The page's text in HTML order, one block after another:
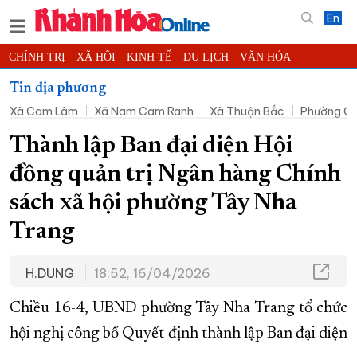
En
CHÍNH TRỊ XÃ HỘI KINH TẾ DU LỊCH VĂN HÓA
THỂ THAO ĐỜI SỐNG
KHOA HỌC - CÔNG NGHỆ PHÁP LUẬT BẠN ĐỌC PHÓNG SỰ
THẾ GIỚI MULTIMEDIA VIDEO ĐỌC BÁO ONLINE
PODCAST THÔNG TIN - QUẢNG CÁO
QUY HOẠCH TỈNH KHÁNH HÒA
TRƯỜNG SA BIỂN ĐẢO QUÊ HƯƠNG
CHUNG TAY CẢI CÁCH HÀNH CHÍNH
XÂY DỰNG NÔNG THÔN MỚI LỊCH CẮT ĐIỆN
TÀU - XE - MÁY BAY
KỶ NIỆM 370 NĂM XÂY DỰNG VÀ PHÁT TRIỂN TỈNH KHÁNH HÒA
Tin địa phương
Xã Cam Lâm
Xã Nam Cam Ranh Xã Thuận Bắc Phường
Thành lập Ban đại diện Hội
đồng quản trị Ngân hàng Chính
sách xã hội phường Tây Nha
Trang
H.DUNG 18:52, 16/04/2026
Chiều 16-4, UBND phường Tây Nha Trang tổ chức
hội nghị công bố Quyết định thành lập Ban đại diện